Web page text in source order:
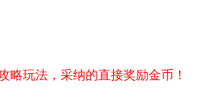
略玩法，采纳的直接奖励金币！